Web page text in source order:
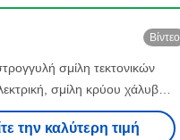
Βίντεο
σμίλη τεκτονικών
σμίλη κρύου χάλυβα
μηχανών άμμου για το
Stone
την καλύτερη τιμή